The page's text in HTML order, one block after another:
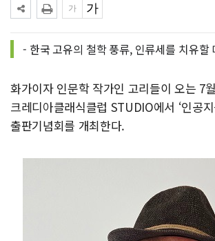
- 한국 고유의 철학 풍류, 인류세를 치유할
화가이자 인문학 작가인 고리들이 오는 7
크레디아클래식클럽 STUDIO에서 ‘인공
출판기념회를 개최한다.